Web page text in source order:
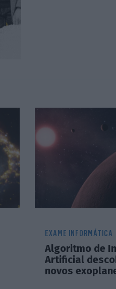
EXAME INFORMÁTICA
Algoritmo de
Artificial
novos